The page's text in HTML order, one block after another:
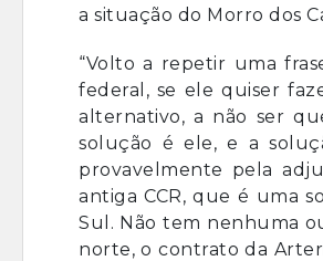
a situação do Morro dos
“Volto a repetir uma
federal, se ele quiser
alternativo, a não ser
solução é ele, e a
provavelmente pela
antiga CCR, que é uma
Sul. Não tem nenhuma
norte, o contrato da